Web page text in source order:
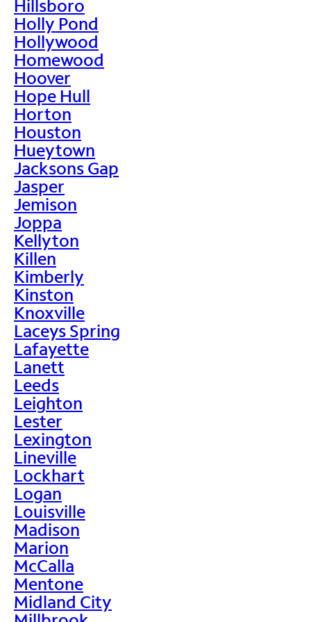
Hillsboro
Holly Pond
Hollywood
Homewood
Hoover
Hope Hull
Horton
Houston
Hueytown
Jacksons Gap
Jasper
Jemison
Joppa
Kellyton
Killen
Kimberly
Kinston
Knoxville
Laceys Spring
Lafayette
Lanett
Leeds
Leighton
Lester
Lexington
Lineville
Lockhart
Logan
Louisville
Madison
Marion
McCalla
Mentone
Midland City